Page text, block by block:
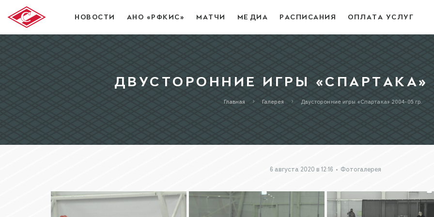
НОВОСТИ АНО «РФКИС» МАТЧИ МЕДИА РАСПИСАНИЯ ОПЛАТА УСЛУГ
ДВУСТОРОННИЕ ИГРЫ «СПАРТАКА»
Главная Галерея Двусторонние игры «Спартака» 2004-05 г.р.
6 августа 2020 в 12:16 • Фотогалерея